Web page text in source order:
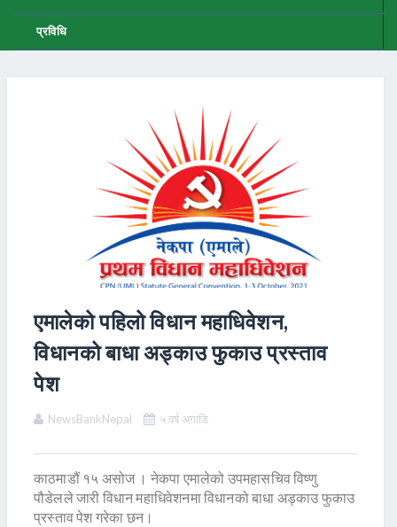
प्रविधि
एमालेको पहिलो विधान महाधिवेशन,
विधानको बाधा अड्काउ फुकाउ प्रस्ताव
पेश
NewsBankNepal ५ वर्ष अगाडि
काठमाडौं १५ असोज । नेकपा एमालेको उपमहासचिव विष्णु
पौडेलले जारी विधान महाधिवेशनमा विधानको बाधा अड्काउ फुकाउ
प्रस्ताव पेश गरेका छन।